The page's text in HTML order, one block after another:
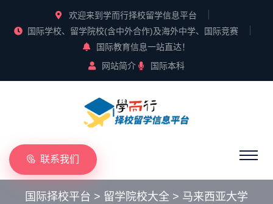
欢迎来到学而行择校留学信息平台
国际学校、留学院校(含中外合作)及海外中学、国际竞赛
国际教育信息一站直达！
网站简介
国际本科
联系我们
国际择校平台 > 留学院校大全 > 马来西亚大学